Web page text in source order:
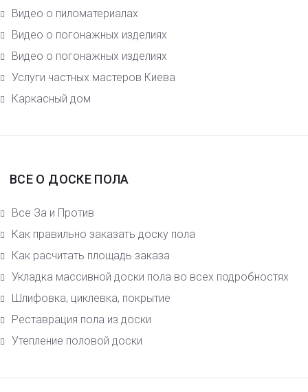
Видео о пиломатериалах
Видео о погонажных изделиях
Видео о погонажных изделиях
Услуги частных мастеров Киева
Каркасный дом
ВСЕ О ДОСКЕ ПОЛА
Все За и Против
Как правильно заказать доску пола
Как расчитать площадь заказа
Укладка массивной доски пола во всех подробностях
Шлифовка, циклевка, покрытие
Реставрация пола из доски
Утепление половой доски